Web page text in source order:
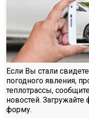
Если Вы стали
погодного явления,
теплотрассы,
новостей.
форму.